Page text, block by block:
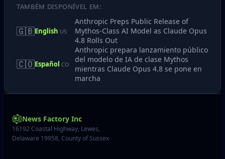
TAMBÉM DISPONÍVEL EM:
🇬🇧English US
Anthropic Preps Public Release of
Mythos-Class AI Model as Claude Opus
4.8 Rolls Out
🇨🇴Español CO
Anthropic prepara lanzamiento público
del modelo de IA de clase Mythos
mientras Claude Opus 4.8 se pone en
marcha
News Factory Inc
16192 Coastal Highway, Lewes,
Delaware 19958, County of Sussex